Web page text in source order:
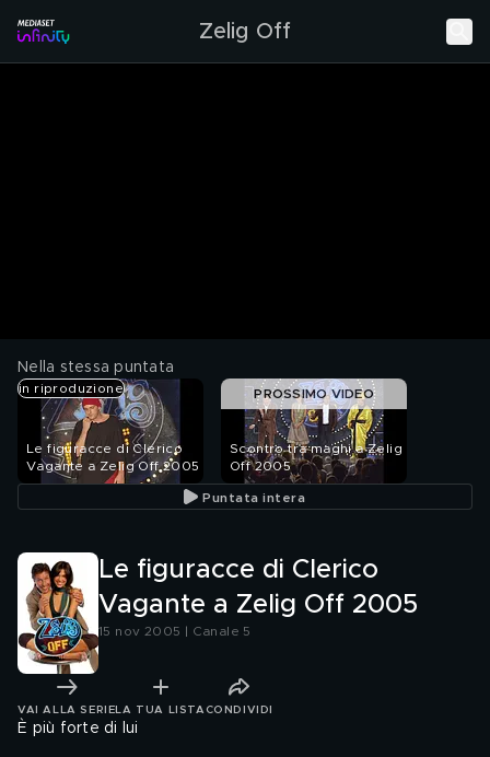
Zelig Off
Nella stessa puntata
in riproduzione
Le figuracce di Clerico
Vagante a Zelig Off 2005
Scontro tra maghi a Zelig
Off 2005
PROSSIMO VIDEO
Puntata intera
Le figuracce di Clerico
Vagante a Zelig Off 2005
15 nov 2005 | Canale 5
VAI ALLA SERIE LA TUA LISTA CONDIVIDI
È più forte di lui